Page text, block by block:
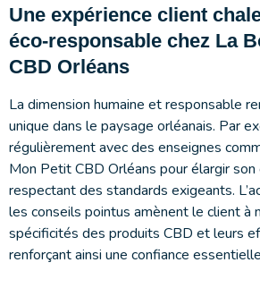
Une expérience client
éco-responsable chez La
CBD Orléans
La dimension humaine et responsable
unique dans le paysage orléanais. Par
régulièrement avec des enseignes
Mon Petit CBD Orléans pour élargir
respectant des standards exigeants.
les conseils pointus amènent le client à
spécificités des produits CBD et leurs
renforçant ainsi une confiance essentielle